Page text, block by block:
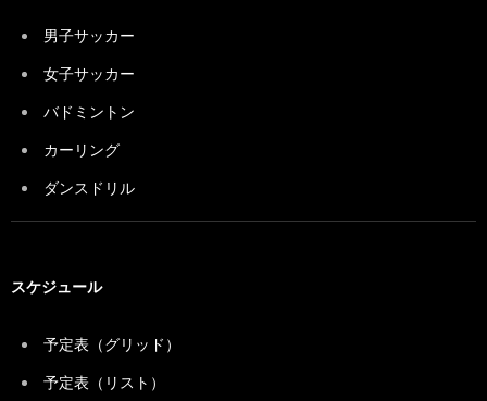
男子サッカー
女子サッカー
バドミントン
カーリング
ダンスドリル
スケジュール
予定表（グリッド）
予定表（リスト）